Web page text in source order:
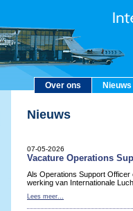
Over ons Nieuws
Nieuws
07-05-2026
Vacature Operations
Als Operations Support Officer
werking van Internationale
Lees meer...